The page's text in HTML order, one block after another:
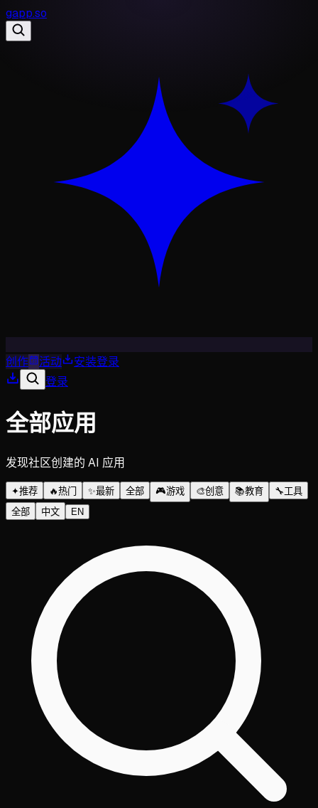
gapp.so
创作 活动 安装登录
登录
全部应用
发现社区创建的 AI 应用
✦推荐 🔥热门 ✨最新 全部 🎮游戏 🎨创意 📚教育 🔧工具
全部
中文 EN